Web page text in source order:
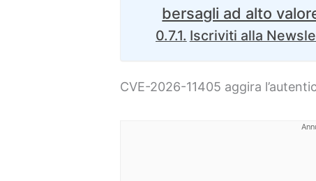
bersagli ad alto
Iscriviti alla
CVE-2026-11405 aggira